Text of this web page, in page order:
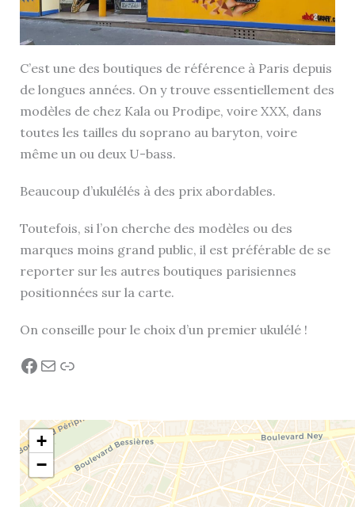
C’est une des boutiques de référence à Paris depuis
de longues années. On y trouve essentiellement des
modèles de chez Kala ou Prodipe, voire XXX, dans
toutes les tailles du soprano au baryton, voire
même un ou deux U-bass.
Beaucoup d’ukulélés à des prix abordables.
Toutefois, si l’on cherche des modèles ou des
marques moins grand public, il est préférable de se
reporter sur les autres boutiques parisiennes
positionnées sur la carte.
On conseille pour le choix d’un premier ukulélé !
Facebook
E-mail
Lien
+
−